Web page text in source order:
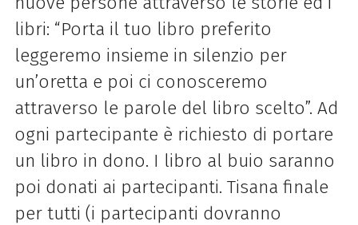
libri: “Porta il tuo libro preferito
leggeremo insieme in silenzio per
un’oretta e poi ci conosceremo
attraverso le parole del libro scelto”. Ad
ogni partecipante è richiesto di portare
un libro in dono. I libro al buio saranno
poi donati ai partecipanti. Tisana finale
per tutti (i partecipanti dovranno